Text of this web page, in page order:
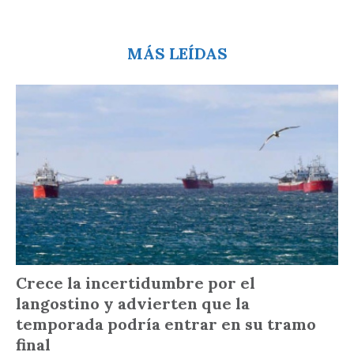
MÁS LEÍDAS
Crece la incertidumbre por el
langostino y advierten que la
temporada podría entrar en su tramo
final